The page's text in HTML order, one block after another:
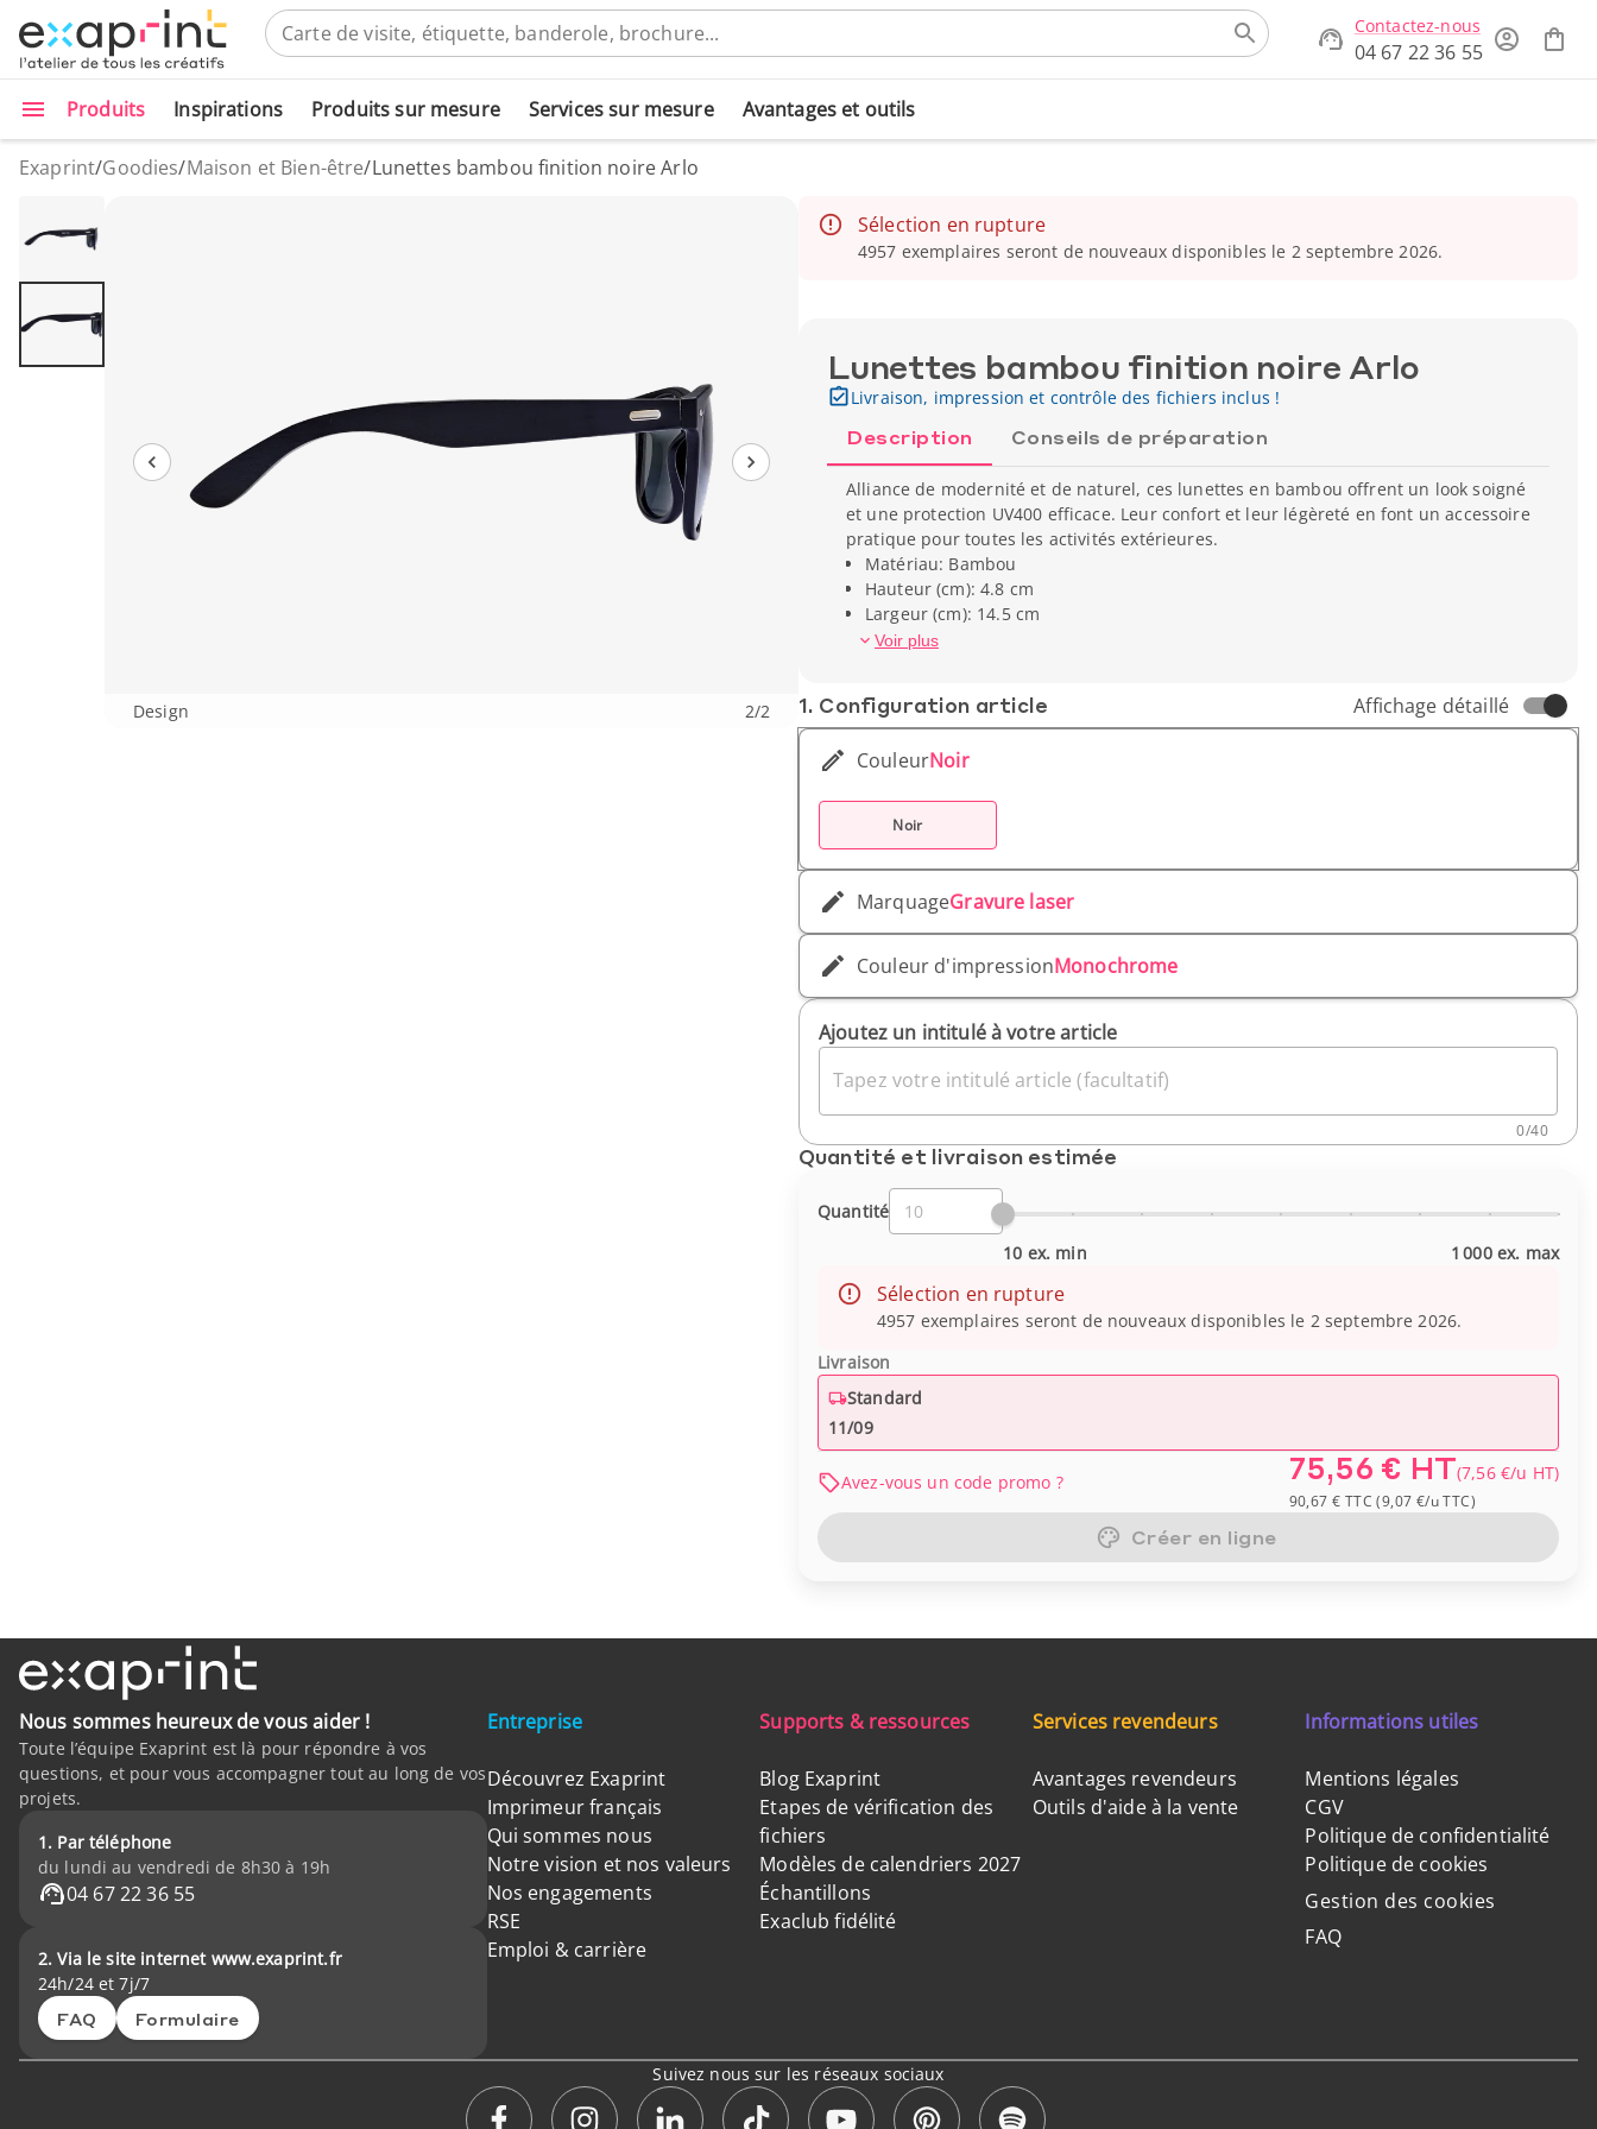
Contactez-nous
04 67 22 36 55
Produits Inspirations Produits sur mesure Services sur mesure Avantages et outils
Exaprint/Goodies/Maison et Bien-être/Lunettes bambou finition noire Arlo
Design 2/2
Sélection en rupture
4957 exemplaires seront de nouveaux disponibles le 2 septembre 2026.
Lunettes bambou finition noire Arlo
Livraison, impression et contrôle des fichiers inclus !
Description Conseils de préparation
Alliance de modernité et de naturel, ces lunettes en bambou offrent un look soigné
et une protection UV400 efficace. Leur confort et leur légèreté en font un accessoire
pratique pour toutes les activités extérieures.
Matériau: Bambou
Hauteur (cm): 4.8 cm
Largeur (cm): 14.5 cm
Poids unitaire: 0.25 gr
Voir plus
1. Conf­iguration article Affichage détaillé
CouleurNoir
Noir
MarquageGravure laser
Couleur d'impressionMonochrome
Ajoutez un intitulé à votre article
Tapez votre intitulé article (facultatif)
0/40
Quantité et livraison estimée
Quantité
10 ex. min
1 000 ex. max
Sélection en rupture
4957 exemplaires seront de nouveaux disponibles le 2 septembre 2026.
Livraison
Standard
11/09
Avez-vous un code promo ? 75,56 € HT(7,56 €/u HT)
90,67 € TTC (9,07 €/uTTC)
Créer en ligne
Nous sommes heureux de vous aider !
Toute l’équipe Exaprint est là pour répondre à vos
questions, et pour vous accompagner tout au long de vos
projets.
1. Par téléphone
du lundi au vendredi de 8h30 à 19h
04 67 22 36 55
2. Via le site internet www.exaprint.fr
24h/24 et 7j/7
FAQ Formulaire
Entreprise
Découvrez Exaprint
Imprimeur français
Qui sommes nous
Notre vision et nos valeurs
Nos engagements
RSE
Emploi & carrière
Supports & ressources
Blog Exaprint
Etapes de vérification des
fichiers
Modèles de calendriers 2027
Échantillons
Exaclub fidélité
Services revendeurs
Avantages revendeurs
Outils d'aide à la vente
Informations utiles
Mentions légales
CGV
Politique de confidentialité
Politique de cookies
Gestion des cookies
FAQ
Suivez nous sur les réseaux sociaux